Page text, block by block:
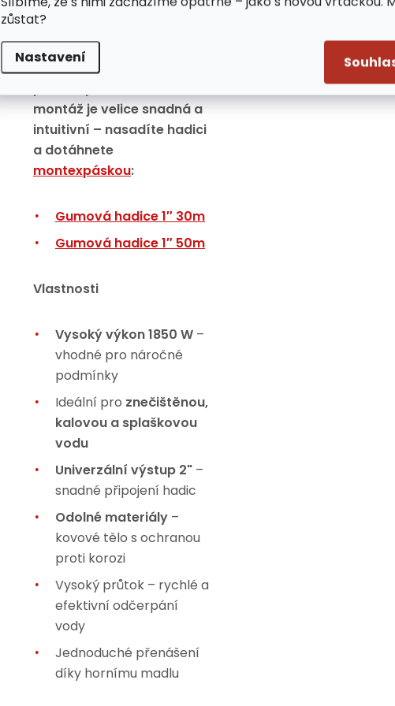
zůstat?
Nastavení
praktického pomocníka pro
každou situaci.
Na čerpadlo je možné
montáž je velice snadná a
intuitivní – nasadíte hadici
a dotáhnete
montexpáskou:
Gumová hadice 1″ 30m
Gumová hadice 1″ 50m
Vlastnosti
Vysoký výkon 1850 W –
vhodné pro náročné
podmínky
Ideální pro znečištěnou,
kalovou a splaškovou
vodu
Univerzální výstup 2" –
snadné připojení hadic
Odolné materiály –
kovové tělo s ochranou
proti korozi
Vysoký průtok – rychlé a
efektivní odčerpání
vody
Jednoduché přenášení
díky hornímu madlu